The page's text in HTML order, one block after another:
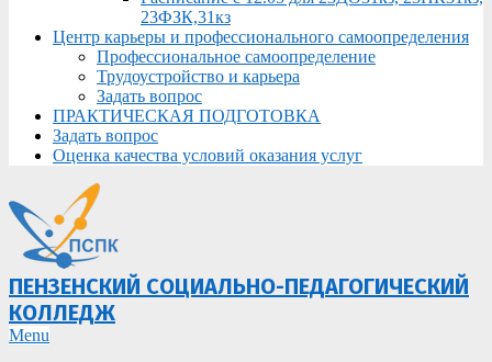
23ФЗК,31кз
Центр карьеры и профессионального самоопределения
Профессиональное самоопределение
Трудоустройство и карьера
Задать вопрос
ПРАКТИЧЕСКАЯ ПОДГОТОВКА
Задать вопрос
Оценка качества условий оказания услуг
ПЕНЗЕНСКИЙ СОЦИАЛЬНО-ПЕДАГОГИЧЕСКИЙ
КОЛЛЕДЖ
Primary
Menu